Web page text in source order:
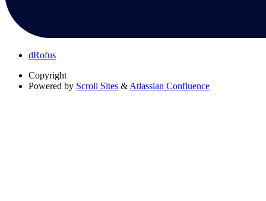
dRofus
Copyright
Powered by Scroll Sites & Atlassian Confluence